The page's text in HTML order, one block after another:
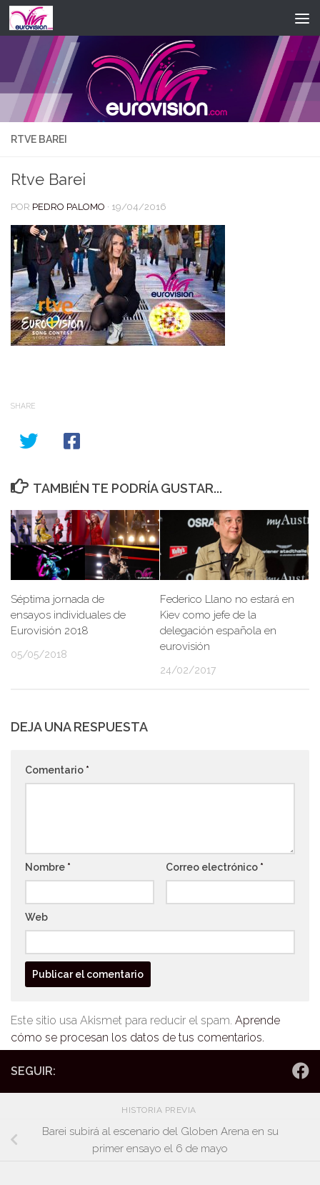
Saltar al contenido
RTVE BAREI
Rtve Barei
POR PEDRO PALOMO · 19/04/2016
SHARE
TAMBIÉN TE PODRÍA GUSTAR...
Séptima jornada de
ensayos individuales de
Eurovisión 2018
05/05/2018
Federico Llano no estará en
Kiev como jefe de la
delegación española en
eurovisión
24/02/2017
DEJA UNA RESPUESTA
Comentario *
Nombre * Correo electrónico *
Web
Este sitio usa Akismet para reducir el spam. Aprende
cómo se procesan los datos de tus comentarios.
SEGUIR:
HISTORIA PREVIA
Barei subirá al escenario del Globen Arena en su
primer ensayo el 6 de mayo